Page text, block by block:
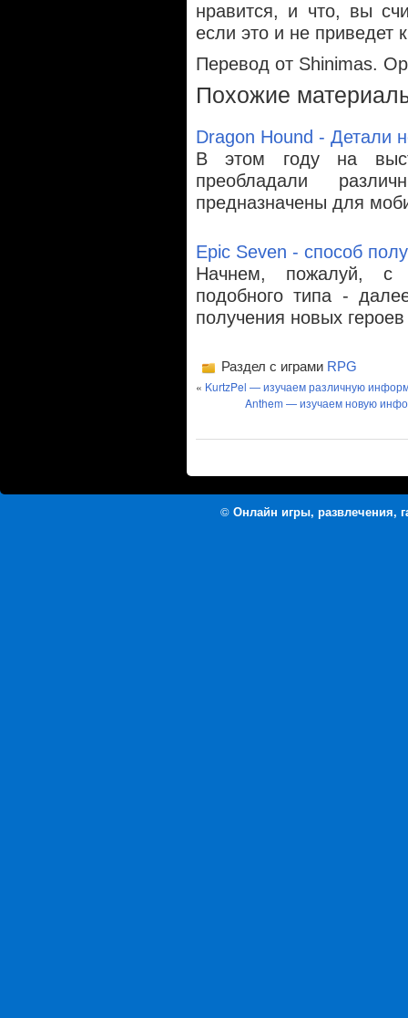
нравится, и что, вы
если это и не приведет
Перевод от Shinimas.
Похожие
Dragon Hound - Детали
В этом году на
преобладали
предназначены для
Epic Seven - способ
Начнем, пожалуй, с
подобного типа -
получения новых
Раздел с играми RPG
« KurtzPel — изучаем различную
Anthem — изучаем новую
© Онлайн игры, развлечения,